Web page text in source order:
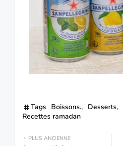
Tags Boissons. Desserts
Recettes ramadan
PLUS ANCIENNE